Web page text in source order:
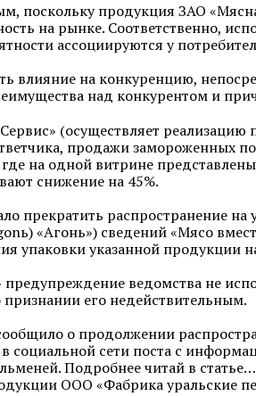
поскольку продукция ЗАО
на рынке. Соответственно,
ассоциируются у
влияние на конкуренцию,
над конкурентом и
(осуществляет реализацию
продажи замороженных
на одной витрине
снижение на 45%.
прекратить распространение
«Агонь») сведений «Мясо
упаковки указанной продукции
ведомства не
его недействительным.
о продолжении
социальной сети поста с
Подробнее читай в
ООО «Фабрика уральские